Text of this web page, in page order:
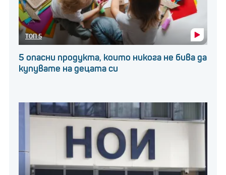
ТОП 5
5 опасни продукта, които никога не бива да
купувате на децата си